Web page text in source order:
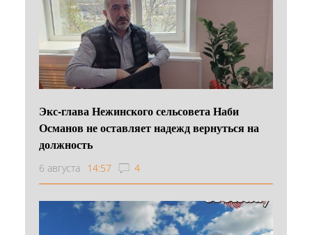
Экс-глава Нежинского сельсовета Наби
Османов не оставляет надежд вернуться на
должность
6 августа 14:57 4